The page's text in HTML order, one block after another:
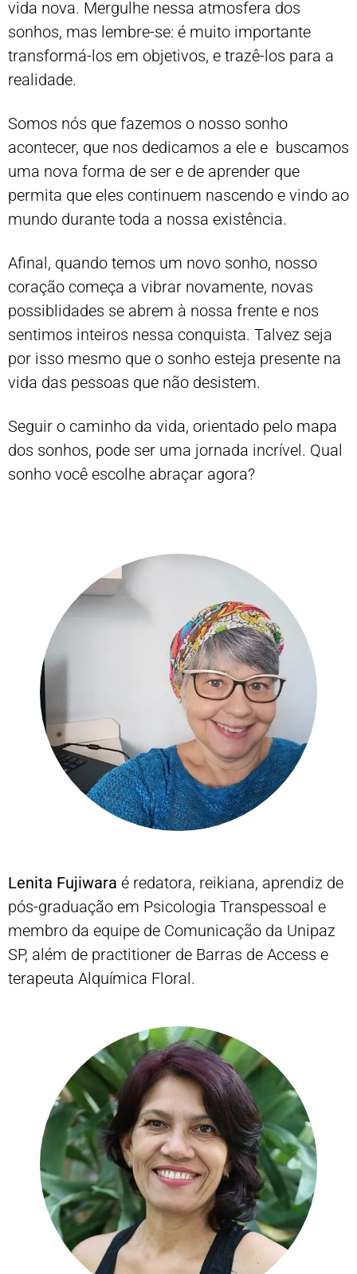
vida nova. Mergulhe nessa atmosfera dos
sonhos, mas lembre-se: é muito importante
transformá-los em objetivos, e trazê-los para a
realidade.
Somos nós que fazemos o nosso sonho
acontecer, que nos dedicamos a ele e buscamos
uma nova forma de ser e de aprender que
permita que eles continuem nascendo e vindo ao
mundo durante toda a nossa existência.
Afinal, quando temos um novo sonho, nosso
coração começa a vibrar novamente, novas
possiblidades se abrem à nossa frente e nos
sentimos inteiros nessa conquista. Talvez seja
por isso mesmo que o sonho esteja presente na
vida das pessoas que não desistem.
Seguir o caminho da vida, orientado pelo mapa
dos sonhos, pode ser uma jornada incrível. Qual
sonho você escolhe abraçar agora?
Lenita Fujiwara é redatora, reikiana, aprendiz de
pós-graduação em Psicologia Transpessoal e
membro da equipe de Comunicação da Unipaz
SP, além de practitioner de Barras de Access e
terapeuta Alquímica Floral.